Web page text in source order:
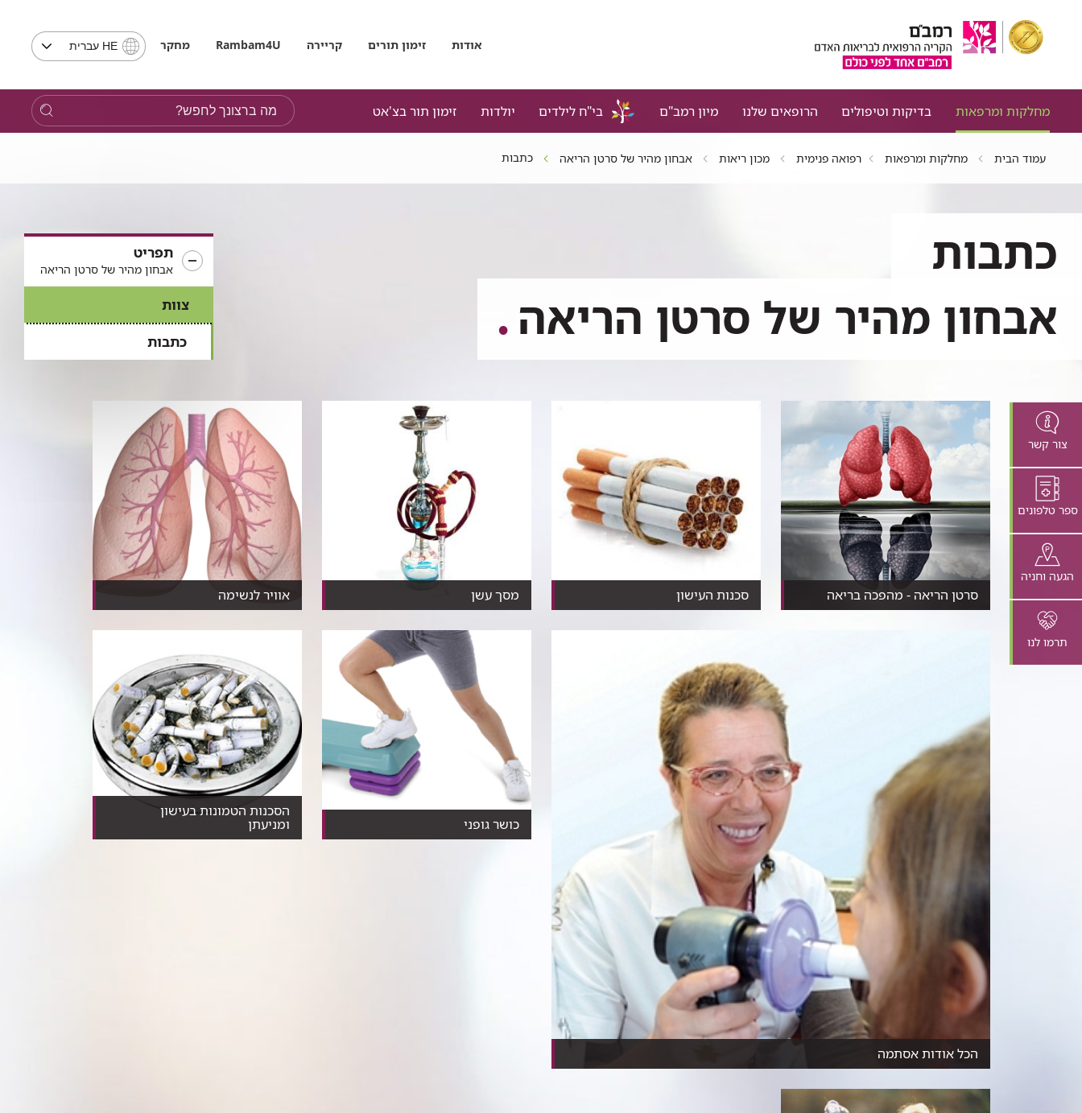
אודות זימון תורים קריירה Rambam4U מחקר
בחירת
שים
לב,
בבחירת
לאתר
HE עברית
מחלקות ומרפאות בדיקות וטיפולים הרופאים שלנו מיון רמב"ם בי"ח לילדים יולדות זימון תור בצ'אט
מה
ברצונך
לחפש?
צור קשר
ספר טלפונים
הגעה וחניה
תרמו לנו
עמוד הבית מחלקות ומרפאות רפואה פנימית מכון ריאות אבחון מהיר של סרטן הריאה כתבות
תפריט
אבחון מהיר של סרטן הריאה
צוות
כתבות
כתבות
אבחון מהיר של סרטן הריאה
סרטן הריאה - מהפכה בריאה
​במשך שנים נחשב סרטן הריאה
סכנות העישון
​שמונה עובדות שכדאי שתדעו על
העישון ונזקיו​​
מסך עשן
למרות החזות התמימה עישון נרגילה
מסוכן לא פחות מעיש...
אוויר לנשימה
מבלי להרגיש כמעט, עוברים בגופנו
כשבעה ליטרים אוויר...
הכל אודות אסתמה
למחצית מהילדים מתחת לגיל 3 יהיו אירועי 'צפצופים' ה...
כושר גופני
כיצד תעקבו אחרי קצב התקדמות
הסכנות הטמונות בעישון
ומניעתן
עישון מקצר את החיים ב- 8 עד 10